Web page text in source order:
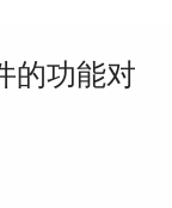
的功能对